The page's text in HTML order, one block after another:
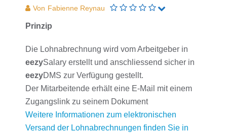
Von Fabienne Reynau
Prinzip
Die Lohnabrechnung wird vom Arbeitgeber in
eezySalary erstellt und anschliessend sicher in
eezyDMS zur Verfügung gestellt.
Der Mitarbeitende erhält eine E-Mail mit einem
Zugangslink zu seinem Dokument
Weitere Informationen zum elektronischen
Versand der Lohnabrechnungen finden Sie in